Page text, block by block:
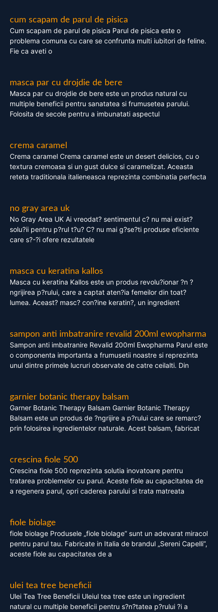
cum scapam de parul de pisica
Cum scapam de parul de pisica Parul de pisica este o
problema comuna cu care se confrunta multi iubitori de feline.
Fie ca aveti o
masca par cu drojdie de bere
Masca par cu drojdie de bere este un produs natural cu
multiple beneficii pentru sanatatea si frumusetea parului.
Folosita de secole pentru a imbunatati aspectul
crema caramel
Crema caramel Crema caramel este un desert delicios, cu o
textura cremoasa si un gust dulce si caramelizat. Aceasta
reteta traditionala italieneasca reprezinta combinatia perfecta
no gray area uk
No Gray Area UK Ai vreodat? sentimentul c? nu mai exist?
solu?ii pentru p?rul t?u? C? nu mai g?se?ti produse eficiente
care s?-?i ofere rezultatele
masca cu keratina kallos
Masca cu keratina Kallos este un produs revolu?ionar ?n ?
ngrijirea p?rului, care a captat aten?ia femeilor din toat?
lumea. Aceast? masc? con?ine keratin?, un ingredient
sampon anti imbatranire revalid 200ml ewopharma
Sampon anti imbatranire Revalid 200ml Ewopharma Parul este
o componenta importanta a frumusetii noastre si reprezinta
unul dintre primele lucruri observate de catre ceilalti. Din
garnier botanic therapy balsam
Garner Botanic Therapy Balsam Garnier Botanic Therapy
Balsam este un produs de ?ngrijire a p?rului care se remarc?
prin folosirea ingredientelor naturale. Acest balsam, fabricat
crescina fiole 500
Crescina fiole 500 reprezinta solutia inovatoare pentru
tratarea problemelor cu parul. Aceste fiole au capacitatea de
a regenera parul, opri caderea parului si trata matreata
fiole biolage
fiole biolage Produsele „fiole biolage” sunt un adevarat miracol
pentru parul tau. Fabricate in Italia de brandul „Sereni Capelli”,
aceste fiole au capacitatea de a
ulei tea tree beneficii
Ulei Tea Tree Beneficii Uleiul tea tree este un ingredient
natural cu multiple beneficii pentru s?n?tatea p?rului ?i a